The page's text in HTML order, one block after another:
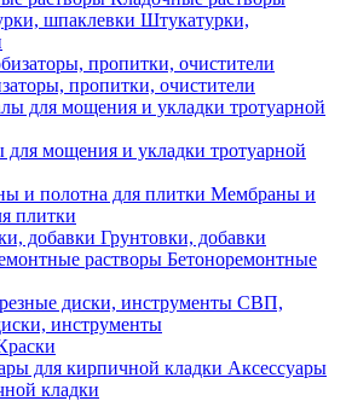
Штукатурки,
пропитки, очистители
для мощения и укладки тротуарной
Мембраны и
плитки
Грунтовки, добавки
Бетоноремонтные
СВП,
инструменты
Аксессуары
кладки